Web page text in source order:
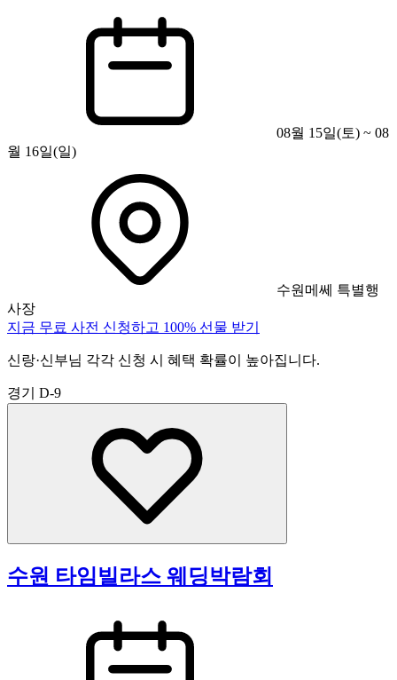
08월 15일(토) ~ 08
월 16일(일)
수원메쎄 특별행
사장
지금 무료 사전 신청하고 100% 선물 받기
신랑·신부님 각각 신청 시 혜택 확률이 높아집니다.
경기 D-9
수원 타임빌라스 웨딩박람회